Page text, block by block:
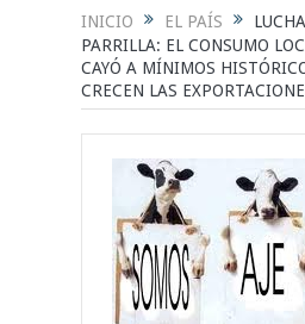
INICIO EL PAÍS
PARRILLA: EL CONSUMO
CAYÓ A MÍNIMOS
CRECEN LAS